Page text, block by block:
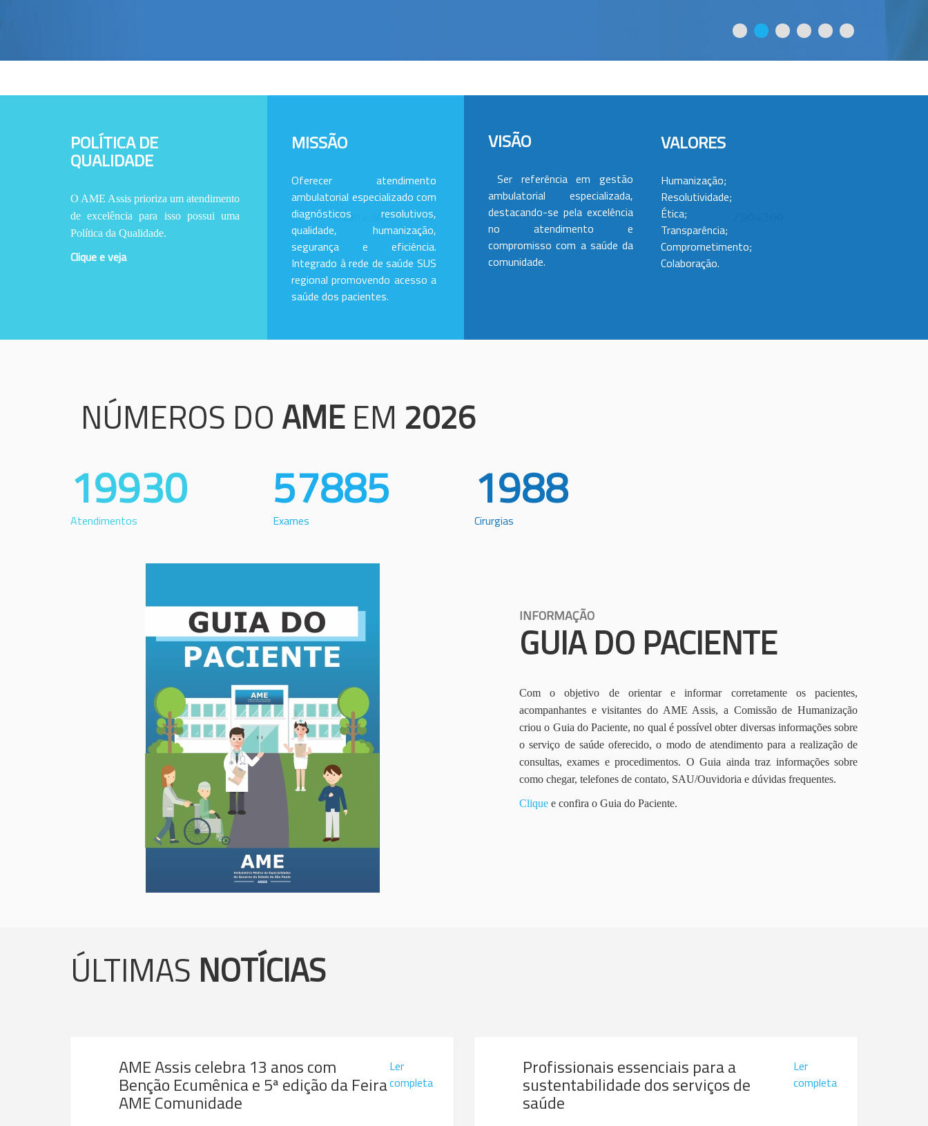
POLÍTICA DE
QUALIDADE
O AME Assis prioriza um atendimento
de excelência para isso possui uma
Política da Qualidade.
Clique e veja
MISSÃO
Oferecer atendimento
ambulatorial especializado com
diagnósticos resolutivos,
qualidade, humanização,
segurança e eficiência.
Integrado à rede de saúde SUS
regional promovendo acesso a
saúde dos pacientes.
VISÃO
Ser referência em gestão
ambulatorial especializada,
destacando-se pela excelência
no atendimento e
compromisso com a saúde da
comunidade.
VALORES
Humanização;
Resolutividade;
Ética;
Transparência;
Comprometimento;
Colaboração.
NÚMEROS DO AME EM 2026
19930
Atendimentos
57885
Exames
1988
Cirurgias
INFORMAÇÃO
GUIA DO PACIENTE
Com o objetivo de orientar e informar corretamente os pacientes,
acompanhantes e visitantes do AME Assis, a Comissão de Humanização
criou o Guia do Paciente, no qual é possível obter diversas informações sobre
o serviço de saúde oferecido, o modo de atendimento para a realização de
consultas, exames e procedimentos. O Guia ainda traz informações sobre
como chegar, telefones de contato, SAU/Ouvidoria e dúvidas frequentes.
Clique e confira o Guia do Paciente.
ÚLTIMAS NOTÍCIAS
AME Assis celebra 13 anos com
Benção Ecumênica e 5ª edição da Feira
AME Comunidade
Ler
completa
Profissionais essenciais para a
sustentabilidade dos serviços de
saúde
Ler
completa